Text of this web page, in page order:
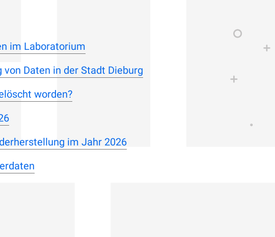
im Laboratorium
Daten in der Stadt Dieburg
worden?
im Jahr 2026